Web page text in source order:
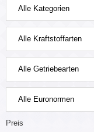
Alle Kategorien
Alle Kraftstoffarten
Alle Getriebearten
Alle Euronormen
Preis